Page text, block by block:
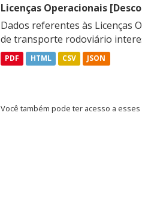
Licenças Operacionais
Dados referentes às Licenças
de transporte rodoviário
PDF HTML CSV JSON
Você também pode ter acesso a